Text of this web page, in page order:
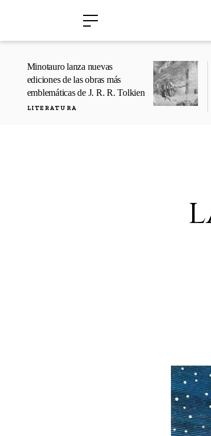
Minotauro lanza nuevas
ediciones de las obras más
emblemáticas de J. R. R. Tolkien
LITERATURA
›